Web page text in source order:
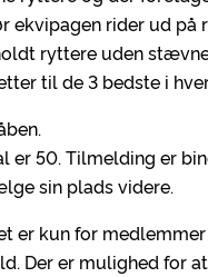
ekvipagen rider ud på
ryttere uden
til de 3 bedste i
er 50. Tilmelding er
sin plads videre.
er kun for
Der er mulighed for